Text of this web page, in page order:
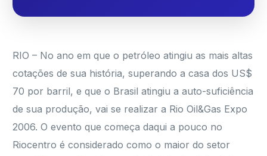
RIO – No ano em que o petróleo atingiu as mais altas
cotações de sua história, superando a casa dos US$
70 por barril, e que o Brasil atingiu a auto-suficiência
de sua produção, vai se realizar a Rio Oil&Gas Expo
2006. O evento que começa daqui a pouco no
Riocentro é considerado como o maior do setor